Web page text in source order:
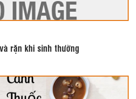
rặn khi sinh thường